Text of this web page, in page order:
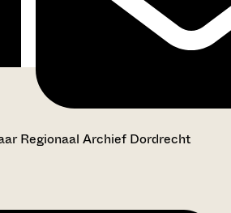
Regionaal Archief Dordrecht